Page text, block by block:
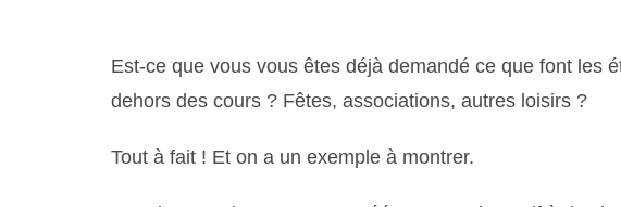
Est-ce que vous vous êtes déjà demandé ce que font les
dehors des cours ? Fêtes, associations, autres loisirs ?
Tout à fait ! Et on a un exemple à montrer.